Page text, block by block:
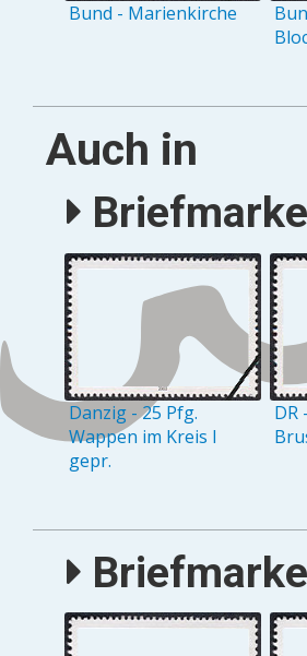
Bund - Marienkirche
Auch in
Danzig - 25 Pfg.
Wappen im Kreis I
gepr.
DR